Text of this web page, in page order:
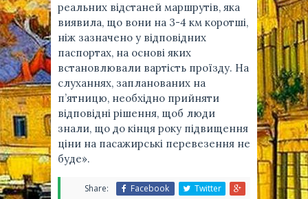
реальних відстаней маршрутів, яка
виявила, що вони на 3-4 км коротші,
ніж зазначено у відповідних
паспортах, на основі яких
встановлювали вартість проїзду. На
слуханнях, запланованих на
п’ятницю, необхідно прийняти
відповідні рішення, щоб люди
знали, що до кінця року підвищення
ціни на пасажирські перевезення не
буде».
Share: Facebook Twitter